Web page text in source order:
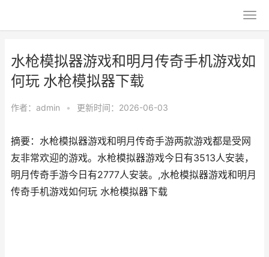
水枪模拟器游戏和明月传奇手机游戏如
何玩 水枪模拟器下载
作者： admin • 更新时间：2026-06-03
摘要：水枪模拟器游戏和明月传奇手游两款游戏都是受网
友非常欢迎的游戏。水枪模拟器游戏今日有3513人安装，
明月传奇手游今日有2777人安装。,水枪模拟器游戏和明月
传奇手机游戏如何玩 水枪模拟器下载